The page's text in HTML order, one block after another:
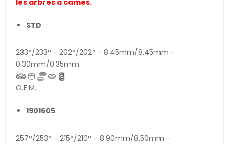
STD
233°/233° - 202°/202° - 8.45mm/8.45mm -
0.30mm/0.35mm
O.E.M.
1901605
257°/253° - 215°/210° - 8.90mm/8.50mm -